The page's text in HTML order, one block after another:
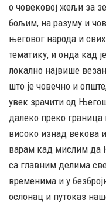
о човековој жељи за
бољим, на разуму и
његовог народа и
тематику, и онда кад
локално највише
што је човечно и
увек зрачити од
далеко преко
високо изнад векова
варам кад мислим да
са главним делима
временима и у
ослонац и путоказ